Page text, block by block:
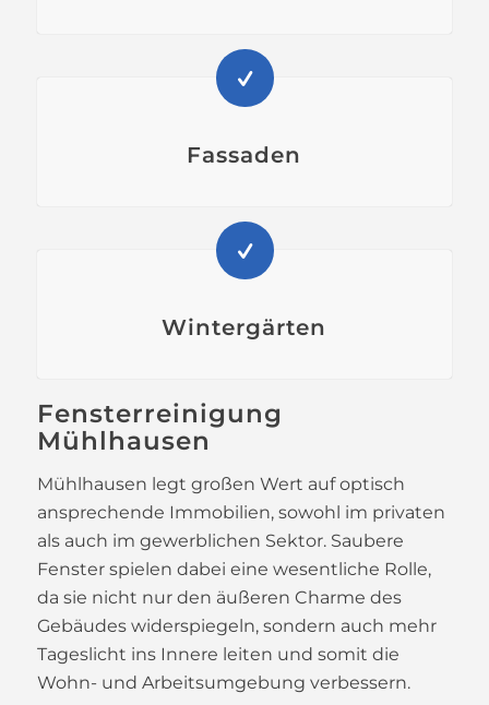
Fassaden
Wintergärten
Fensterreinigung
Mühlhausen
Mühlhausen legt großen Wert auf optisch
ansprechende Immobilien, sowohl im privaten
als auch im gewerblichen Sektor. Saubere
Fenster spielen dabei eine wesentliche Rolle,
da sie nicht nur den äußeren Charme des
Gebäudes widerspiegeln, sondern auch mehr
Tageslicht ins Innere leiten und somit die
Wohn- und Arbeitsumgebung verbessern.